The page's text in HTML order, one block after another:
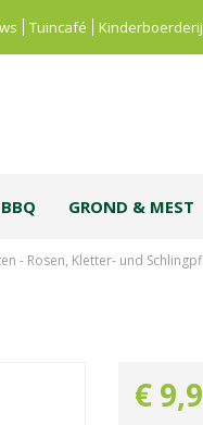
- Rosen, Kletter- und
Tuincafé Kinderboerderij
BBQ GROND & MEST
€ 9,